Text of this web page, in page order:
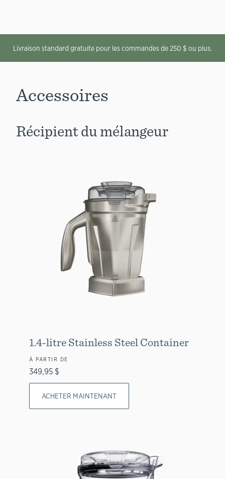
Livraison standard gratuite pour les commandes de 250 $ ou plus.
Accessoires
Récipient du mélangeur
1.4-litre Stainless Steel Container
À PARTIR DE
349,95 $
ACHETER MAINTENANT